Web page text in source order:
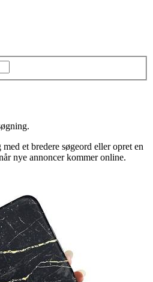
et bredere søgeord eller opret en
nye annoncer kommer online.